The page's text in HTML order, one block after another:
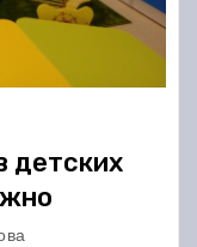
детских